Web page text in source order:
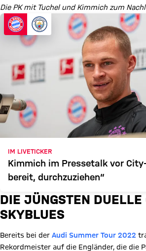
Die PK mit Tuchel und Kimmich zum
IM LIVETICKER
Kimmich im Pressetalk vor
bereit, durchzuziehen“
DIE JÜNGSTEN DUELLE
SKYBLUES
Bereits bei der Audi Summer Tour 2022
Rekordmeister auf die Engländer, die die